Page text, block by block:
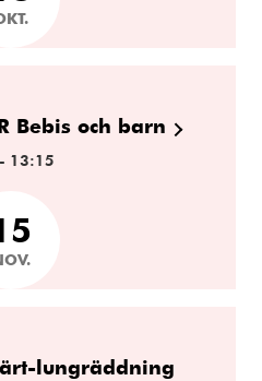
Bebis och barn
13:15
lungräddning